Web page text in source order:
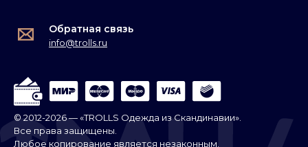
Обратная связь
info@trolls.ru
© 2012-2026 — «TROLLS Одежда из Скандинавии».
Все права защищены.
Любое копирование является незаконным.